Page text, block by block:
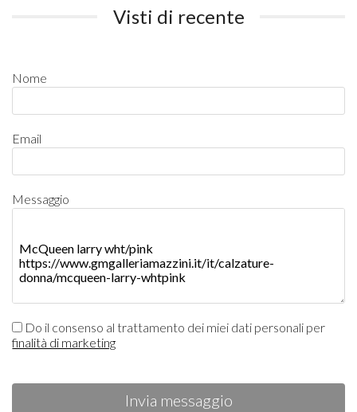
Visti di recente
Nome
Email
Messaggio
Do il consenso al trattamento dei miei dati personali per
finalità di marketing
Invia messaggio